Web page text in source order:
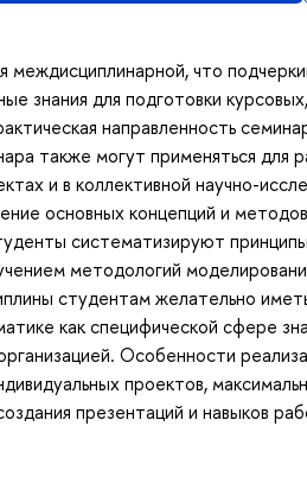
что
знания для подготовки
направленность
также могут применяться для
и в коллективной научно-
основных концепций и
систематизируют
методологий
студентам желательно
как специфической сфере
Особенности
проектов,
презентаций и навыков